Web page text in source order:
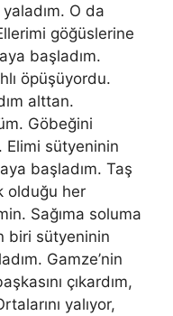
O da
göğüslerine
başladım.
öpüşüyordu.
alttan.
Göbeğini
Elimi sütyeninin
başladım. Taş
olduğu her
Sağıma soluma
biri sütyeninin
Gamze’nin
çıkardım,
yalıyor,